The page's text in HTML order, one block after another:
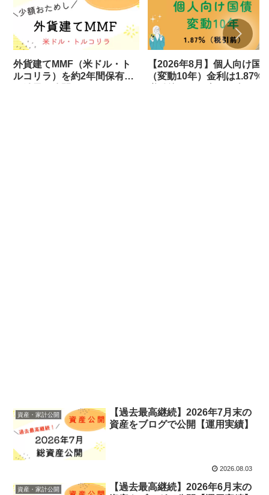
外貨建てMMF（米ドル・ト
ルコリラ）を約2年間保有し
【2026年8月】個人向け国
（変動10年）金利は1.87%
資産・家計公開
【過去最高継続】2026年7月末の
資産をブログで公開【運用実績】
2026.08.03
資産・家計公開
【過去最高継続】2026年6月末の